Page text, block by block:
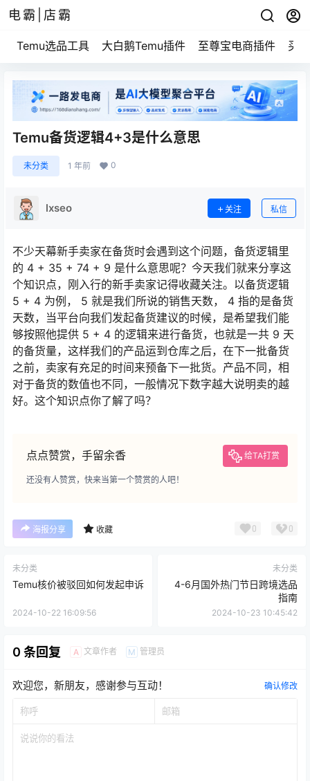
电霸|店霸
Temu选品工具 大白鹅Temu插件 至尊宝电商插件 买
Temu备货逻辑4+3是什么意思
未分类 1 年前 0
lxseo 关注 私信
不少天幕新手卖家在备货时会遇到这个问题，备货逻辑里
的 4 + 35 + 74 + 9 是什么意思呢？今天我们就来分享这
个知识点，刚入行的新手卖家记得收藏关注。以备货逻辑
5 + 4 为例， 5 就是我们所说的销售天数， 4 指的是备货
天数，当平台向我们发起备货建议的时候，是希望我们能
够按照他提供 5 + 4 的逻辑来进行备货，也就是一共 9 天
的备货量，这样我们的产品运到仓库之后，在下一批备货
之前，卖家有充足的时间来预备下一批货。产品不同，相
对于备货的数值也不同，一般情况下数字越大说明卖的越
好。这个知识点你了解了吗？
点点赞赏，手留余香 给TA打赏
还没有人赞赏，快来当第一个赞赏的人吧！
海报分享 收藏 0 0
未分类
Temu核价被驳回如何发起申诉
2024-10-22 16:09:56
未分类
4-6月国外热门节日跨境选品
指南
2024-10-23 10:45:42
0 条回复 A 文章作者 M 管理员
欢迎您，新朋友，感谢参与互动！ 确认修改